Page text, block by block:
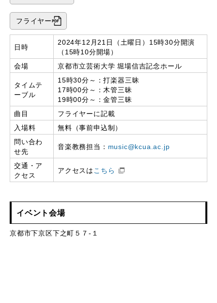
フライヤー
日時
2024年12月21日（土曜日）15時30分開演
（15時10分開場）
会場
京都市立芸術大学 堀場信吉記念ホール
タイムテ
ーブル
15時30分～：打楽器三昧
17時00分～：木管三昧
19時00分～：金管三昧
曲目
フライヤーに記載
入場料
無料（事前申込制）
問い合わ
せ先
音楽教務担当： music@kcua.ac.jp
交通・ア
クセス
アクセスは こちら
イベント会場
京都市下京区下之町５７-１